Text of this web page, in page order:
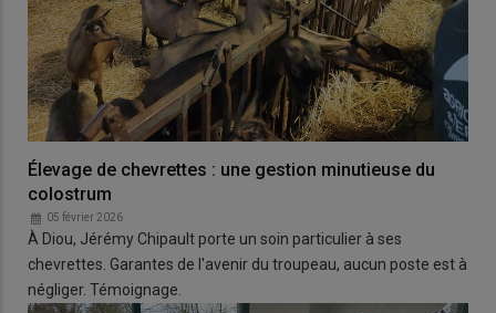
Élevage de chevrettes : une gestion minutieuse du
colostrum
05 février 2026
À Diou, Jérémy Chipault porte un soin particulier à ses
chevrettes. Garantes de l'avenir du troupeau, aucun poste est à
négliger. Témoignage.